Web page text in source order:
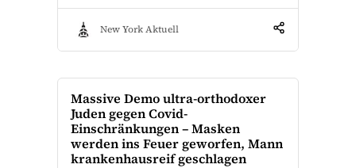
New York Aktuell
Massive Demo ultra-orthodoxer
Juden gegen Covid-
Einschränkungen – Masken
werden ins Feuer geworfen, Mann
krankenhausreif geschlagen